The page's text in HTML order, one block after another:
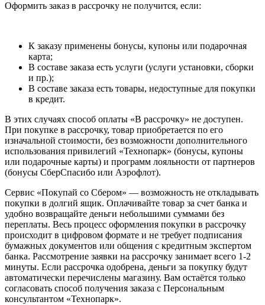
Оформить заказ в рассрочку не получится, если:
К заказу применены бонусы, купоны или подарочная
карта;
В составе заказа есть услуги (услуги установки, сборки
и пр.);
В составе заказа есть товары, недоступные для покупки
в кредит.
В этих случаях способ оплаты «В рассрочку» не доступен.
При покупке в рассрочку, товар приобретается по его
изначальной стоимости, без возможности дополнительного
использования привилегий «Технопарк» (бонусы, купоны
или подарочные карты) и программ лояльности от партнеров
(бонусы СберСпасибо или Аэрофлот).
Сервис «Покупай со Сбером» — возможность не откладывать
покупки в долгий ящик. Оплачивайте товар за счет банка и
удобно возвращайте деньги небольшими суммами без
переплаты. Весь процесс оформления покупки в рассрочку
происходит в цифровом формате и не требует подписания
бумажных документов или общения с кредитным экспертом
банка. Рассмотрение заявки на рассрочку занимает всего 1-2
минуты. Если рассрочка одобрена, деньги за покупку будут
автоматически перечислены магазину. Вам остаётся только
согласовать способ получения заказа с Персональным
консультантом «Технопарк».